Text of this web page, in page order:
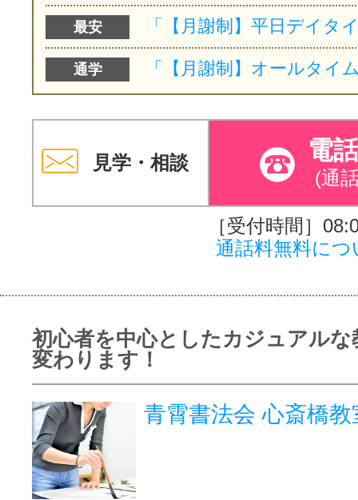
最安
通学
見学・相談 電
(通
［受付時間］
通話料無料につ
初心者を中心としたカジュアルな
変わります！
青霄書法会 心斎橋教